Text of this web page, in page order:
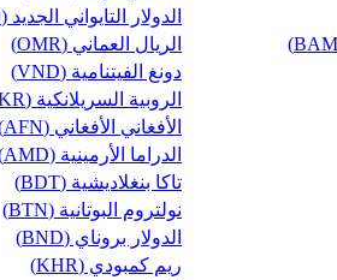
الدولار التايواني الجديد (TWD)
الريال العماني (OMR)
دونغ الفيتنامية (VND)
الروبية السريلانكية (LKR)
الأفغاني الأفغاني (AFN)
الدراما الأرمينية (AMD)
تاكا بنغلاديشية (BDT)
نولتروم البوتانية (BTN)
الدولار بروناي (BND)
ريم كمبودي (KHR)